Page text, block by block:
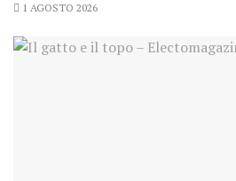
1 AGOSTO 2026